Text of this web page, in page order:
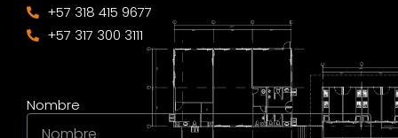
Nombre
+57 318 415 9677
+57 317 300 3111